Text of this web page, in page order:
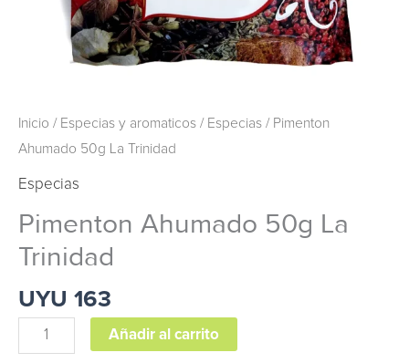
Inicio / Especias y aromaticos / Especias / Pimenton
Ahumado 50g La Trinidad
Especias
Pimenton Ahumado 50g La
Trinidad
UYU 163
Añadir al carrito